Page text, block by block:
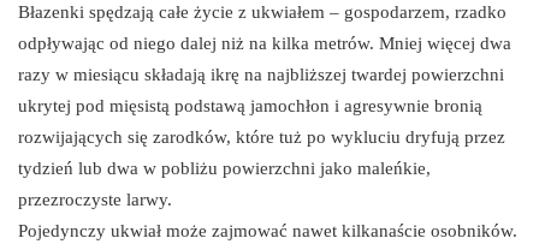
Błazenki spędzają całe życie z ukwiałem – gospodarzem, rzadko
odpływając od niego dalej niż na kilka metrów. Mniej więcej dwa
razy w miesiącu składają ikrę na najbliższej twardej powierzchni
ukrytej pod mięsistą podstawą jamochłon i agresywnie bronią
rozwijających się zarodków, które tuż po wykluciu dryfują przez
tydzień lub dwa w pobliżu powierzchni jako maleńkie,
przezroczyste larwy.
Pojedynczy ukwiał może zajmować nawet kilkanaście osobników.